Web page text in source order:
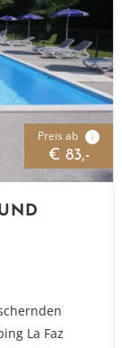
Preis ab i
€ 83,-
La Faz